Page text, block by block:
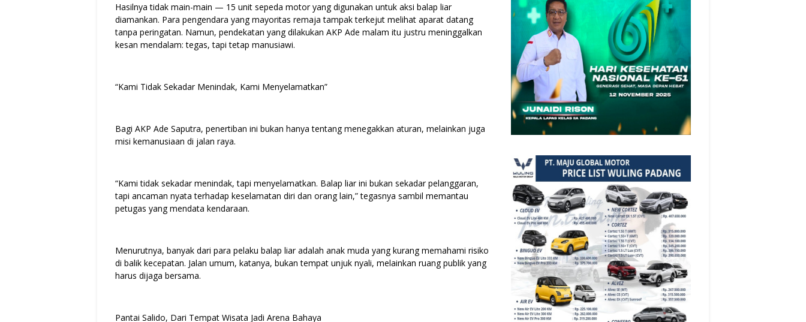
Hasilnya tidak main-main — 15 unit sepeda motor yang digunakan untuk aksi balap liar
diamankan. Para pengendara yang mayoritas remaja tampak terkejut melihat aparat datang
tanpa peringatan. Namun, pendekatan yang dilakukan AKP Ade malam itu justru meninggalkan
kesan mendalam: tegas, tapi tetap manusiawi.
“Kami Tidak Sekadar Menindak, Kami Menyelamatkan”
Bagi AKP Ade Saputra, penertiban ini bukan hanya tentang menegakkan aturan, melainkan juga
misi kemanusiaan di jalan raya.
“Kami tidak sekadar menindak, tapi menyelamatkan. Balap liar ini bukan sekadar pelanggaran,
tapi ancaman nyata terhadap keselamatan diri dan orang lain,” tegasnya sambil memantau
petugas yang mendata kendaraan.
Menurutnya, banyak dari para pelaku balap liar adalah anak muda yang kurang memahami risiko
di balik kecepatan. Jalan umum, katanya, bukan tempat unjuk nyali, melainkan ruang publik yang
harus dijaga bersama.
Pantai Salido, Dari Tempat Wisata Jadi Arena Bahaya